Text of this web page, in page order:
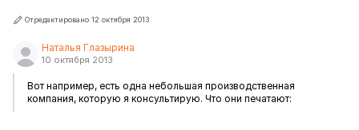
Отредактировано 12 октября 2013
Наталья Глазырина
10 октября 2013
Вот например, есть одна небольшая производственная
компания, которую я консультирую. Что они печатают: